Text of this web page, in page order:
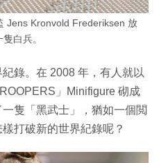
Jens Kronvold Frederiksen 放
白兵。
錄。在 2008 年，有人就以
」Minifigure 砌成
隻「黑武士」，猶如一個閲
打破新的世界紀錄呢？